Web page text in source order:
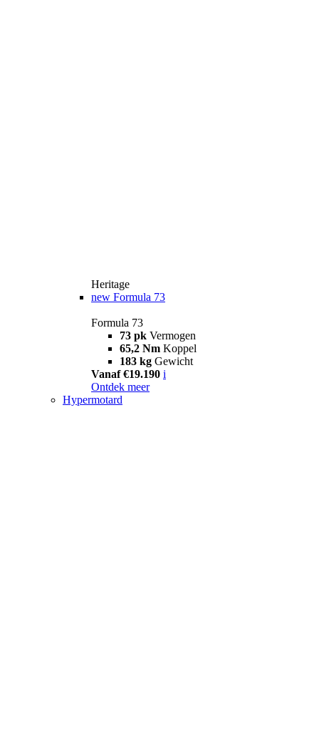
Heritage
new Formula 73
Formula 73
73 pk Vermogen
65,2 Nm Koppel
183 kg Gewicht
Vanaf €19.190 i
Ontdek meer
Hypermotard